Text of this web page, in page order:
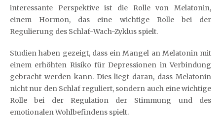
interessante Perspektive ist die Rolle von Melatonin,
einem Hormon, das eine wichtige Rolle bei der
Regulierung des Schlaf-Wach-Zyklus spielt.
Studien haben gezeigt, dass ein Mangel an Melatonin mit
einem erhöhten Risiko für Depressionen in Verbindung
gebracht werden kann. Dies liegt daran, dass Melatonin
nicht nur den Schlaf reguliert, sondern auch eine wichtige
Rolle bei der Regulation der Stimmung und des
emotionalen Wohlbefindens spielt.